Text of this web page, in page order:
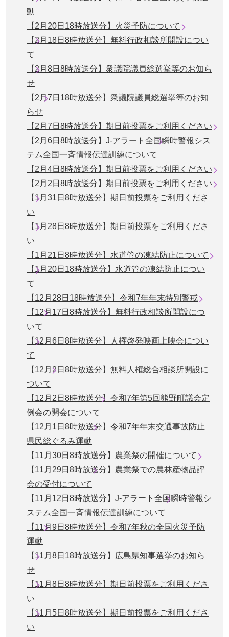
動
【2月20日18時放送分】火災予防について
【2月18日8時放送分】無料行政相談所開設につい
て
【2月8日8時放送分】衆議院議員総選挙等のお知ら
せ
【2月7日18時放送分】衆議院議員総選挙等のお知
らせ
【2月7日8時放送分】期日前投票をご利用ください
【2月6日8時放送分】J-アラート全国瞬時警報シス
テム全国一斉情報伝達訓練について
【2月4日8時放送分】期日前投票をご利用ください
【2月2日8時放送分】期日前投票をご利用ください
【1月31日8時放送分】期日前投票をご利用くださ
い
【1月28日8時放送分】期日前投票をご利用くださ
い
【1月21日8時放送分】水道管の凍結防止について
【1月20日18時放送分】水道管の凍結防止につい
て
【12月28日18時放送分】令和7年年末特別警戒
【12月17日8時放送分】無料行政相談所開設につ
いて
【12月6日8時放送分】人権啓発映画上映会につい
て
【12月2日8時放送分】無料人権総合相談所開設に
ついて
【12月2日8時放送分】令和7年第5回熊野町議会定
例会の開会について
【12月1日8時放送分】令和7年年末交通事故防止
県民総ぐるみ運動
【11月30日8時放送分】農業祭の開催について
【11月29日8時放送分】農業祭での農林産物品評
会の受付について
【11月12日8時放送分】J-アラート全国瞬時警報シ
ステム全国一斉情報伝達訓練について
【11月9日8時放送分】令和7年秋の全国火災予防
運動
【11月8日18時放送分】広島県知事選挙のお知ら
せ
【11月8日8時放送分】期日前投票をご利用くださ
い
【11月5日8時放送分】期日前投票をご利用くださ
い